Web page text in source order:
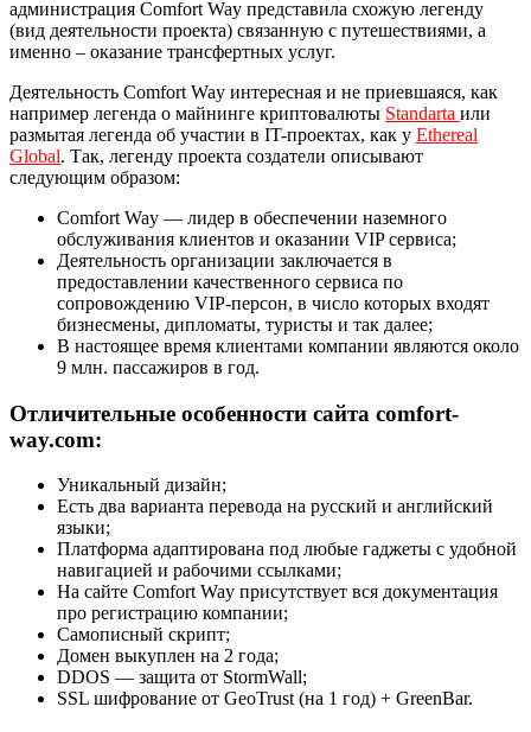
администрация Comfort Way представила схожую легенду
(вид деятельности проекта) связанную с путешествиями, а
именно – оказание трансфертных услуг.
Деятельность Comfort Way интересная и не приевшаяся, как
например легенда о майнинге криптовалюты Standarta или
размытая легенда об участии в IT-проектах, как у Ethereal
Global. Так, легенду проекта создатели описывают
следующим образом:
Comfort Way — лидер в обеспечении наземного
обслуживания клиентов и оказании VIP сервиса;
Деятельность организации заключается в
предоставлении качественного сервиса по
сопровождению VIP-персон, в число которых входят
бизнесмены, дипломаты, туристы и так далее;
В настоящее время клиентами компании являются около
9 млн. пассажиров в год.
Отличительные особенности сайта comfort-
way.com:
Уникальный дизайн;
Есть два варианта перевода на русский и английский
языки;
Платформа адаптирована под любые гаджеты с удобной
навигацией и рабочими ссылками;
На сайте Comfort Way присутствует вся документация
про регистрацию компании;
Самописный скрипт;
Домен выкуплен на 2 года;
DDOS — защита от StormWall;
SSL шифрование от GeoTrust (на 1 год) + GreenBar.